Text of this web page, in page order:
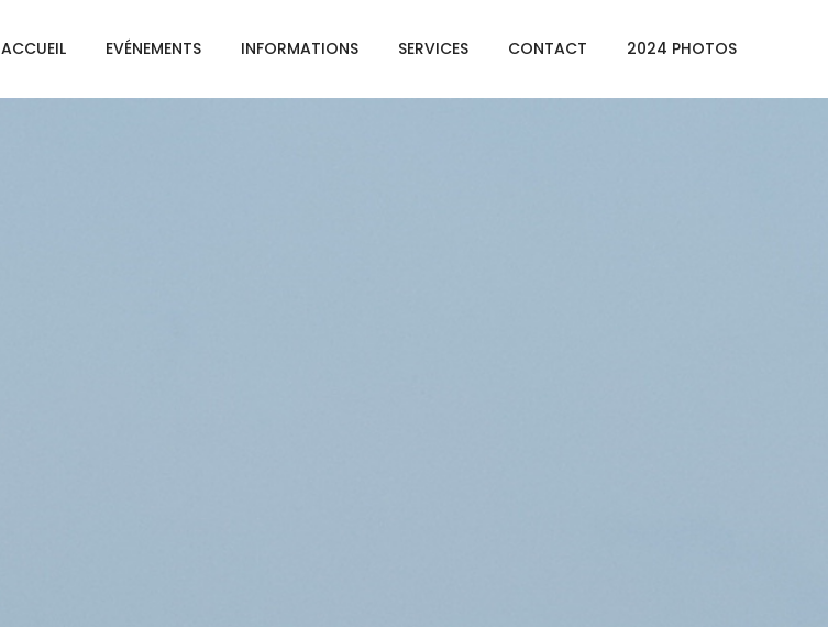
ACCUEIL EVÉNEMENTS INFORMATIONS SERVICES CONTACT 2024 PHOTOS